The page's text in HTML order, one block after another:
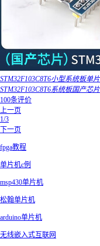
STM32F103C8T6小型系统板单
STM32F103C8T6系统板国产芯片
100条评价
上一页
1/3
下一页
fpga教程
单片机c例
msp430单片机
松翰单片机
arduino单片机
无线嵌入式互联网